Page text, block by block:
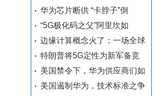
华为芯片断供 “卡脖子”倒
“5G极化码之父”阿里坎如
边缘计算概念火了：一场全球
特朗普将5G定性为新军备竞
美国禁令下，华为供应商们如
美国遏制华为，技术标准之争